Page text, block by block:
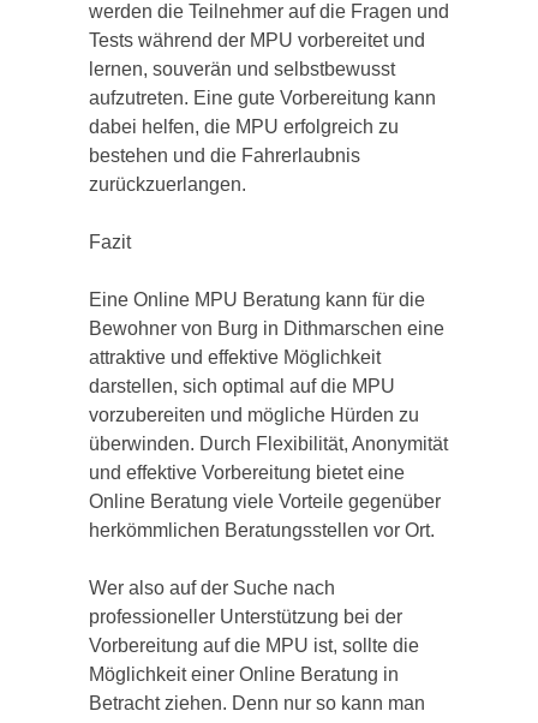
werden die Teilnehmer auf die Fragen und
Tests während der MPU vorbereitet und
lernen, souverän und selbstbewusst
aufzutreten. Eine gute Vorbereitung kann
dabei helfen, die MPU erfolgreich zu
bestehen und die Fahrerlaubnis
zurückzuerlangen.
Fazit
Eine Online MPU Beratung kann für die
Bewohner von Burg in Dithmarschen eine
attraktive und effektive Möglichkeit
darstellen, sich optimal auf die MPU
vorzubereiten und mögliche Hürden zu
überwinden. Durch Flexibilität, Anonymität
und effektive Vorbereitung bietet eine
Online Beratung viele Vorteile gegenüber
herkömmlichen Beratungsstellen vor Ort.
Wer also auf der Suche nach
professioneller Unterstützung bei der
Vorbereitung auf die MPU ist, sollte die
Möglichkeit einer Online Beratung in
Betracht ziehen. Denn nur so kann man